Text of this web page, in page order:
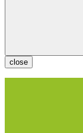
close